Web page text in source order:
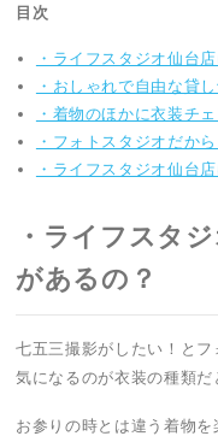
目次
・ライフスタジオ仙台
・おしゃれで自由な貸
・着物のほかに衣装チ
・フォトスタジオだか
・ライフスタジオ仙台
・ライフスタ
があるの？
七五三撮影がしたい！と
気になるのが衣装の種類だ
お参りの時とは違う着物